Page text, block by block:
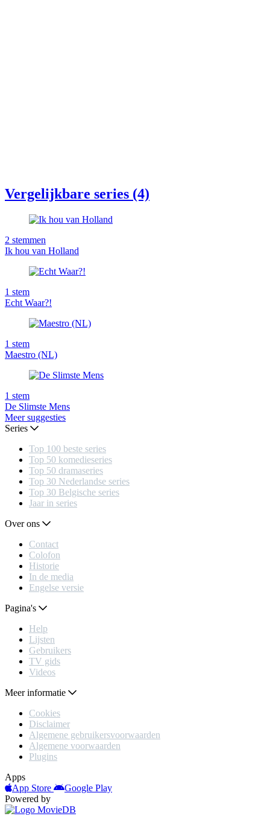
Vergelijkbare series (4)
2 stemmen
Ik hou van Holland
1 stem
Echt Waar?!
1 stem
Maestro (NL)
1 stem
De Slimste Mens
Meer suggesties
Series
Top 100 beste series
Top 50 komedieseries
Top 50 dramaseries
Top 30 Nederlandse series
Top 30 Belgische series
Jaar in series
Over ons
Contact
Colofon
Historie
In de media
Engelse versie
Pagina's
Help
Lijsten
Gebruikers
TV gids
Videos
Meer informatie
Cookies
Disclaimer
Algemene gebruikersvoorwaarden
Algemene voorwaarden
Plugins
Apps
App Store
Google Play
Powered by